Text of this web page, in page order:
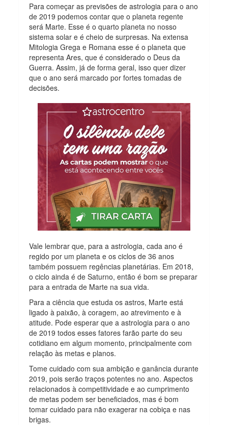
Para começar as previsões de astrologia para o ano
de 2019 podemos contar que o planeta regente
será Marte. Esse é o quarto planeta no nosso
sistema solar e é cheio de surpresas. Na extensa
Mitologia Grega e Romana esse é o planeta que
representa Ares, que é considerado o Deus da
Guerra. Assim, já de forma geral, isso quer dizer
que o ano será marcado por fortes tomadas de
decisões.
Vale lembrar que, para a astrologia, cada ano é
regido por um planeta e os ciclos de 36 anos
também possuem regências planetárias. Em 2018,
o ciclo ainda é de Saturno, então é bom se preparar
para a entrada de Marte na sua vida.
Para a ciência que estuda os astros, Marte está
ligado à paixão, à coragem, ao atrevimento e à
atitude. Pode esperar que a astrologia para o ano
de 2019 todos esses fatores farão parte do seu
cotidiano em algum momento, principalmente com
relação às metas e planos.
Tome cuidado com sua ambição e ganância durante
2019, pois serão traços potentes no ano. Aspectos
relacionados à competitividade e ao cumprimento
de metas podem ser beneficiados, mas é bom
tomar cuidado para não exagerar na cobiça e nas
brigas.